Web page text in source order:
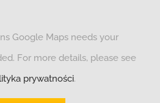
Google Maps needs your
For more details, please see
prywatności.